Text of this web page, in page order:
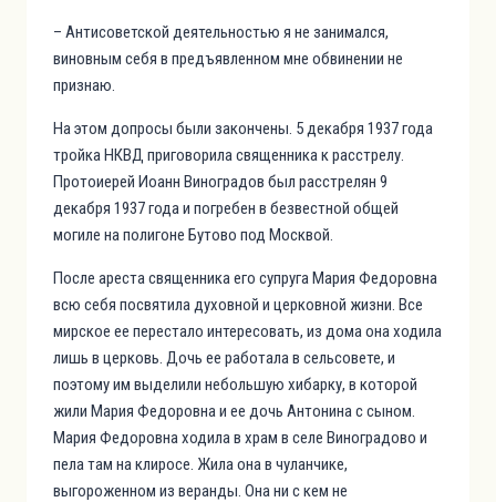
– Антисоветской деятельностью я не занимался,
виновным себя в предъявленном мне обвинении не
признаю.
На этом допросы были закончены. 5 декабря 1937 года
тройка НКВД приговорила священника к расстрелу.
Протоиерей Иоанн Виноградов был расстрелян 9
декабря 1937 года и погребен в безвестной общей
могиле на полигоне Бутово под Москвой.
После ареста священника его супруга Мария Федоровна
всю себя посвятила духовной и церковной жизни. Все
мирское ее перестало интересовать, из дома она ходила
лишь в церковь. Дочь ее работала в сельсовете, и
поэтому им выделили небольшую хибарку, в которой
жили Мария Федоровна и ее дочь Антонина с сыном.
Мария Федоровна ходила в храм в селе Виноградово и
пела там на клиросе. Жила она в чуланчике,
выгороженном из веранды. Она ни с кем не